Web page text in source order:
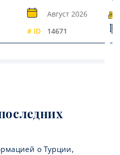
Август 2026
# ID 14671
о Турции,